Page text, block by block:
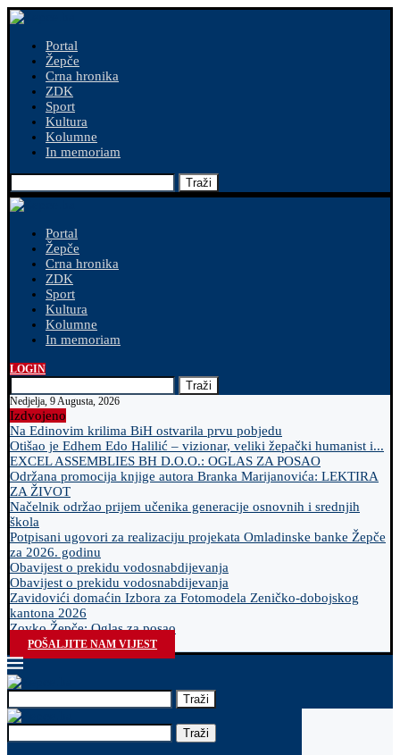
Portal
Žepče
Crna hronika
ZDK
Sport
Kultura
Kolumne
In memoriam
Traži
Portal
Žepče
Crna hronika
ZDK
Sport
Kultura
Kolumne
In memoriam
LOGIN
Traži
Nedjelja, 9 Augusta, 2026
Izdvojeno
Na Edinovim krilima BiH ostvarila prvu pobjedu
Otišao je Edhem Edo Halilić – vizionar, veliki žepački humanist i...
EXCEL ASSEMBLIES BH D.O.O.: OGLAS ZA POSAO
Održana promocija knjige autora Branka Marijanovića: LEKTIRA
ZA ŽIVOT
Načelnik održao prijem učenika generacije osnovnih i srednjih
škola
Potpisani ugovori za realizaciju projekata Omladinske banke Žepče
za 2026. godinu
Obavijest o prekidu vodosnabdijevanja
Obavijest o prekidu vodosnabdijevanja
Zavidovići domaćin Izbora za Fotomodela Zeničko-dobojskog
kantona 2026
Zovko Žepče: Oglas za posao
POŠALJITE NAM VIJEST
Traži
Traži